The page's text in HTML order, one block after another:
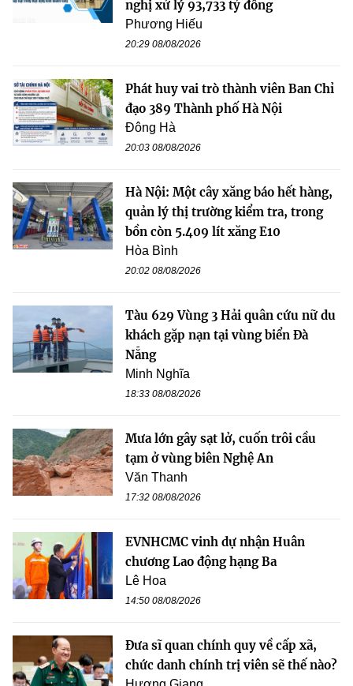
nghị xử lý 93,733 tỷ đồng
Phương Hiếu
20:29 08/08/2026
Phát huy vai trò thành viên Ban Chỉ
đạo 389 Thành phố Hà Nội
Đông Hà
20:03 08/08/2026
Hà Nội: Một cây xăng báo hết hàng,
quản lý thị trường kiểm tra, trong
bồn còn 5.409 lít xăng E10
Hòa Bình
20:02 08/08/2026
Tàu 629 Vùng 3 Hải quân cứu nữ du
khách gặp nạn tại vùng biển Đà
Nẵng
Minh Nghĩa
18:33 08/08/2026
Mưa lớn gây sạt lở, cuốn trôi cầu
tạm ở vùng biên Nghệ An
Văn Thanh
17:32 08/08/2026
EVNHCMC vinh dự nhận Huân
chương Lao động hạng Ba
Lê Hoa
14:50 08/08/2026
Đưa sĩ quan chính quy về cấp xã,
chức danh chính trị viên sẽ thế nào?